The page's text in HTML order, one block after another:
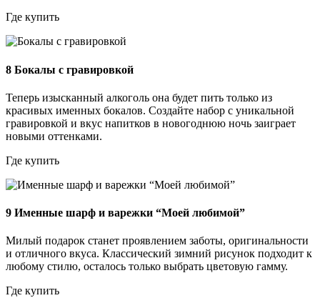
Где купить
8 Бокалы с гравировкой
Теперь изысканный алкоголь она будет пить только из
красивых именных бокалов. Создайте набор с уникальной
гравировкой и вкус напитков в новогоднюю ночь заиграет
новыми оттенками.
Где купить
9 Именные шарф и варежки “Моей любимой”
Милый подарок станет проявлением заботы, оригинальности
и отличного вкуса. Классический зимний рисунок подходит к
любому стилю, осталось только выбрать цветовую гамму.
Где купить